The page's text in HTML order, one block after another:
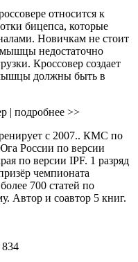
относится к
бицепса, которые
Новичкам не стоит
мышцы недостаточно
Кроссовер создает
должны быть в
| подробнее >>
с 2007.. КМС по
России по версии
по версии IPF. 1 разряд
чемпионата
700 статей по
Автор и соавтор 5 книг.
834